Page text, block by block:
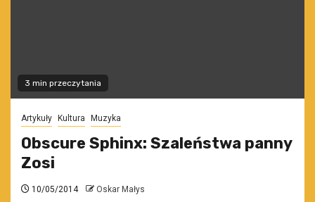
3 min przeczytania
Artykuły Kultura Muzyka
Obscure Sphinx: Szaleństwa panny
Zosi
10/05/2014 Oskar Małys